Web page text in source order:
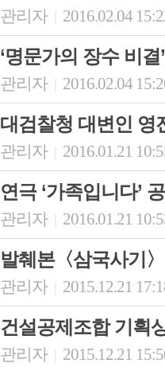
관리자 2016.02.04
‘명문가의 장수 비결
관리자 2016.02.04
대검찰청 대변인 영
관리자 2016.01.21
연극 ‘가족입니다’
관리자 2016.01.21
발췌본〈삼국사기
관리자 2015.12.21
건설공제조합 기획
관리자 2015.12.21